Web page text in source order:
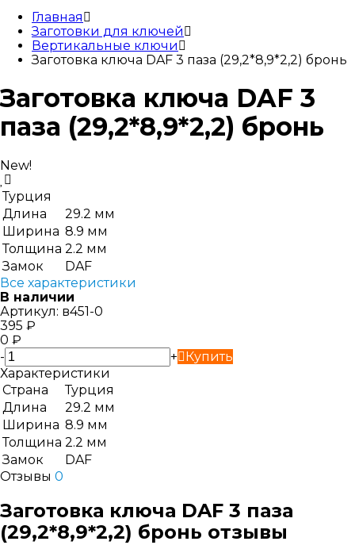
Главная
Заготовки для ключей
Вертикальные ключи
Заготовка ключа DAF 3 паза (29,2*8,9*2,2) бронь
Заготовка ключа DAF 3
паза (29,2*8,9*2,2) бронь
New!
Турция
Длина
29.2 мм
Ширина 8.9 мм
Толщина 2.2 мм
Замок
DAF
Все характеристики
В наличии
Артикул: в451-0
395 ₽
0 ₽
-
+
Купить
Характеристики
Страна
Турция
Длина
29.2 мм
Ширина 8.9 мм
Толщина 2.2 мм
Замок
DAF
Отзывы 0
Заготовка ключа DAF 3 паза
(29,2*8,9*2,2) бронь отзывы